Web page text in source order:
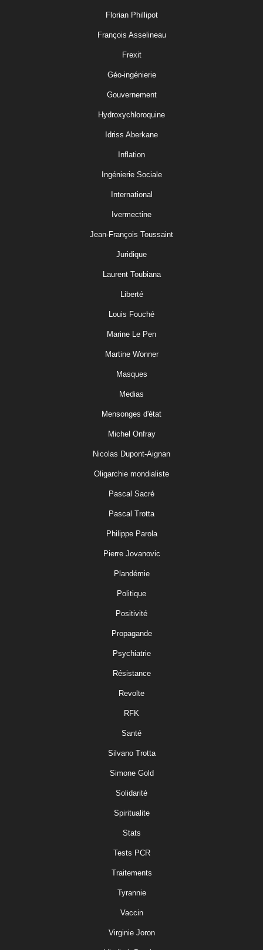
Florian Phillipot
François Asselineau
Frexit
Géo-ingénierie
Gouvernement
Hydroxychloroquine
Idriss Aberkane
Inflation
Ingénierie Sociale
International
Ivermectine
Jean-François Toussaint
Juridique
Laurent Toubiana
Liberté
Louis Fouché
Marine Le Pen
Martine Wonner
Masques
Medias
Mensonges d'état
Michel Onfray
Nicolas Dupont-Aignan
Oligarchie mondialiste
Pascal Sacré
Pascal Trotta
Philippe Parola
Pierre Jovanovic
Plandémie
Politique
Positivité
Propagande
Psychiatrie
Résistance
Revolte
RFK
Santé
Silvano Trotta
Simone Gold
Solidarité
Spiritualite
Stats
Tests PCR
Traitements
Tyrannie
Vaccin
Virginie Joron